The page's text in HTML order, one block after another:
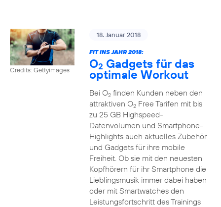
Credits: Gettyimages
18. Januar 2018
FIT INS JAHR 2018:
O2 Gadgets für das
optimale Workout
Bei O2finden Kunden neben den
attraktiven O2Free Tarifen mit bis
zu 25 GB Highspeed-
Datenvolumen und Smartphone-
Highlights auch aktuelles Zubehör
und Gadgets für ihre mobile
Freiheit. Ob sie mit den neuesten
Kopfhörern für ihr Smartphone die
Lieblingsmusik immer dabei haben
oder mit Smartwatches den
Leistungsfortschritt des Trainings